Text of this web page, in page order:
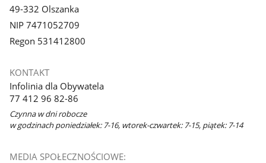
49-332 Olszanka
NIP 7471052709
Regon 531412800
KONTAKT
Infolinia dla Obywatela
77 412 96 82-86
Czynna w dni robocze
w godzinach poniedziałek: 7-16, wtorek-czwartek: 7-15, piątek: 7-14
MEDIA SPOŁECZNOŚCIOWE: